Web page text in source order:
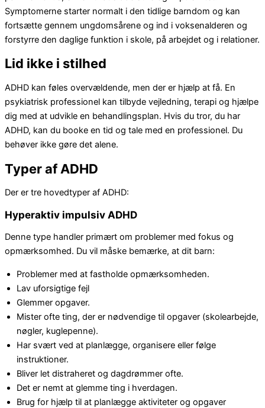
Symptomerne starter normalt i den tidlige barndom og kan
fortsætte gennem ungdomsårene og ind i voksenalderen og
forstyrre den daglige funktion i skole, på arbejdet og i relationer.
Lid ikke i stilhed
ADHD kan føles overvældende, men der er hjælp at få. En
psykiatrisk professionel kan tilbyde vejledning, terapi og hjælpe
dig med at udvikle en behandlingsplan. Hvis du tror, du har
ADHD, kan du booke en tid og tale med en professionel. Du
behøver ikke gøre det alene.
Typer af ADHD
Der er tre hovedtyper af ADHD:
Hyperaktiv impulsiv ADHD
Denne type handler primært om problemer med fokus og
opmærksomhed. Du vil måske bemærke, at dit barn:
Problemer med at fastholde opmærksomheden.
Lav uforsigtige fejl
Glemmer opgaver.
Mister ofte ting, der er nødvendige til opgaver (skolearbejde,
nøgler, kuglepenne).
Har svært ved at planlægge, organisere eller følge
instruktioner.
Bliver let distraheret og dagdrømmer ofte.
Det er nemt at glemme ting i hverdagen.
Brug for hjælp til at planlægge aktiviteter og opgaver